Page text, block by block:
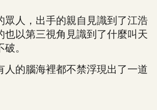
人，出手的親自見識到了江浩
也以第三視角見識到了什麼叫天
。
的腦海裡都不禁浮現出了一道